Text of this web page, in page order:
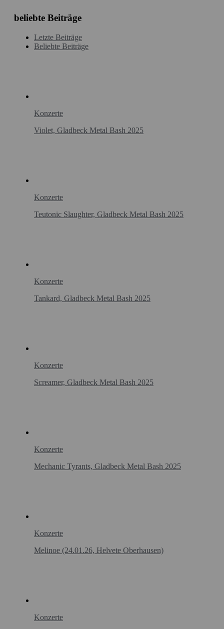
beliebte Beiträge
Letzte Beiträge
Beliebte Beiträge
Konzerte
Violet, Gladbeck Metal Bash 2025
Konzerte
Teutonic Slaughter, Gladbeck Metal Bash 2025
Konzerte
Tankard, Gladbeck Metal Bash 2025
Konzerte
Screamer, Gladbeck Metal Bash 2025
Konzerte
Mechanic Tyrants, Gladbeck Metal Bash 2025
Konzerte
Melinoe (24.01.26, Helvete Oberhausen)
Konzerte